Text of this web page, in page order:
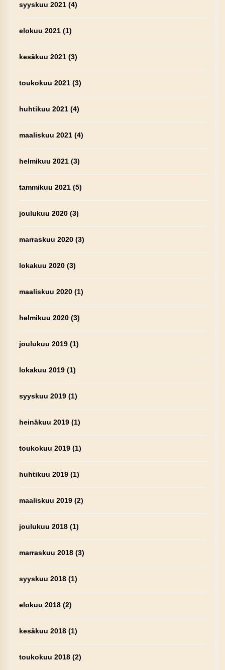
syyskuu 2021(4)
elokuu 2021(1)
kesäkuu 2021(3)
toukokuu 2021(3)
huhtikuu 2021(4)
maaliskuu 2021(4)
helmikuu 2021(3)
tammikuu 2021(5)
joulukuu 2020(3)
marraskuu 2020(3)
lokakuu 2020(3)
maaliskuu 2020(1)
helmikuu 2020(3)
joulukuu 2019(1)
lokakuu 2019(1)
syyskuu 2019(1)
heinäkuu 2019(1)
toukokuu 2019(1)
huhtikuu 2019(1)
maaliskuu 2019(2)
joulukuu 2018(1)
marraskuu 2018(3)
syyskuu 2018(1)
elokuu 2018(2)
kesäkuu 2018(1)
toukokuu 2018(2)